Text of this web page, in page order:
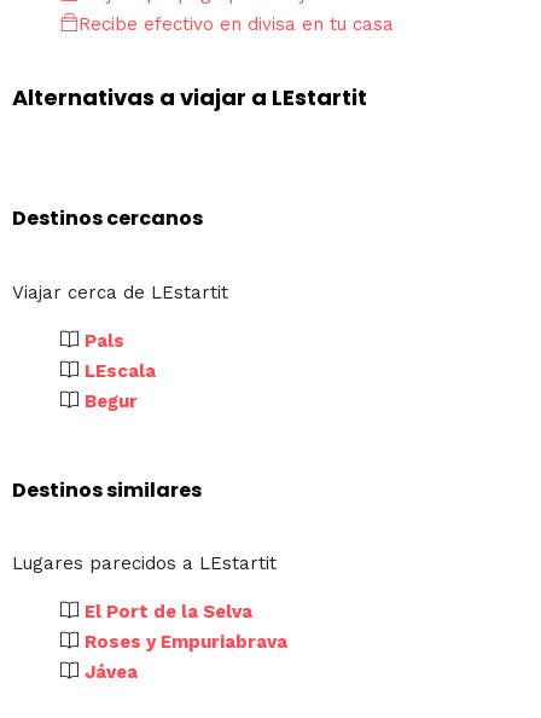
Recibe efectivo en divisa en tu casa
Alternativas a viajar a LEstartit
Destinos cercanos
Viajar cerca de LEstartit
Pals
LEscala
Begur
Destinos similares
Lugares parecidos a LEstartit
El Port de la Selva
Roses y Empuriabrava
Jávea